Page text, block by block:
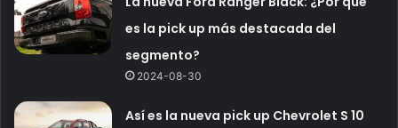
es la pick up más destacada del
segmento?
2024-08-30
Así es la nueva pick up Chevrolet S 10